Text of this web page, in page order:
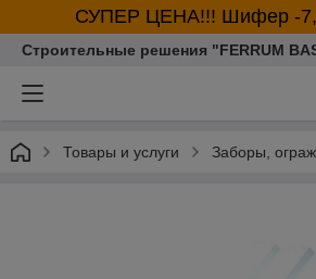
СУПЕР ЦЕНА!!! Шифер -
Строительные решения "FERRUM
Товары и услуги Заборы,